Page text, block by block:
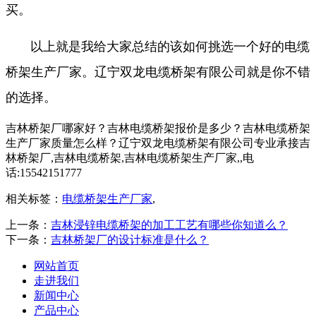
买。
以上就是我给大家总结的该如何挑选一个好的电缆
桥架生产厂家。辽宁双龙电缆桥架有限公司就是你不错
的选择。
吉林桥架厂哪家好？吉林电缆桥架报价是多少？吉林电缆桥架
生产厂家质量怎么样？辽宁双龙电缆桥架有限公司专业承接吉
林桥架厂,吉林电缆桥架,吉林电缆桥架生产厂家,,电
话:15542151777
相关标签： 电缆桥架生产厂家,
上一条： 吉林浸锌电缆桥架的加工工艺有哪些你知道么？
下一条： 吉林桥架厂的设计标准是什么？
网站首页
走进我们
新闻中心
产品中心